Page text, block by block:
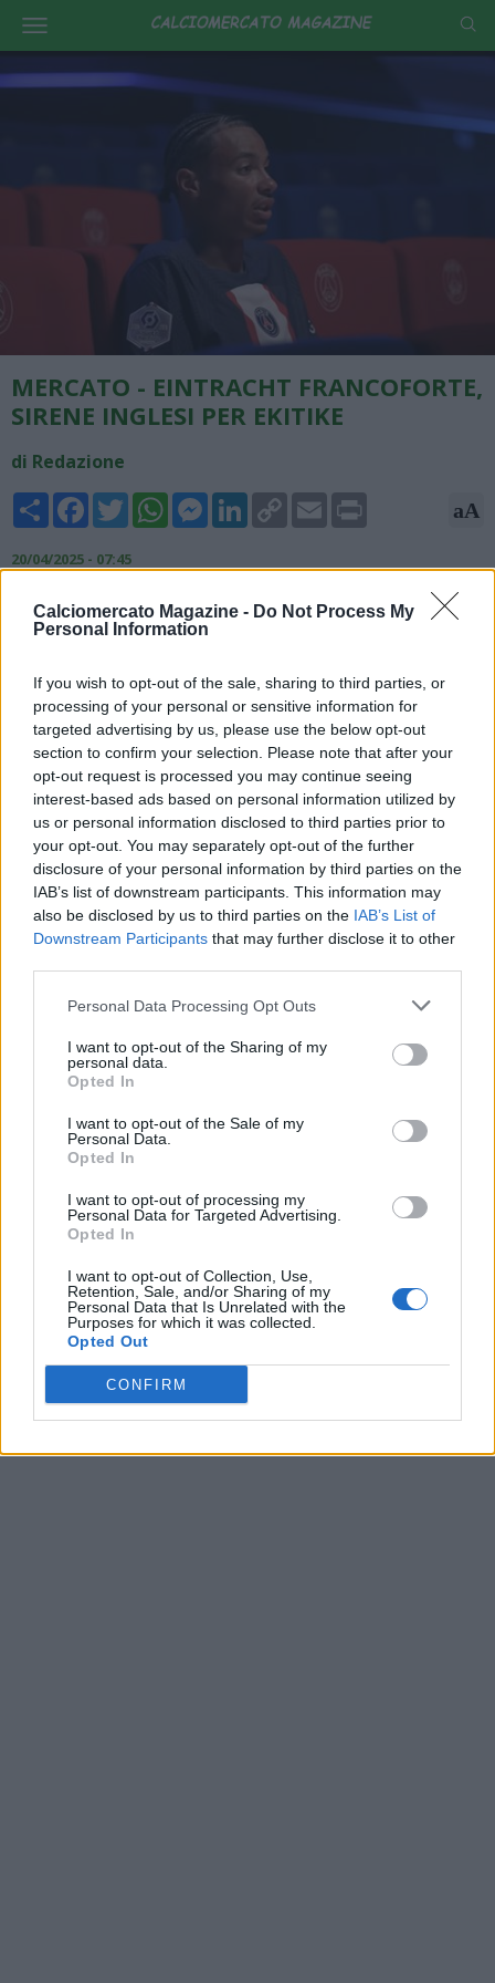
Calciomercato Magazine - Do Not Process My
Personal Information
If you wish to opt-out of the sale, sharing to third parties, or
processing of your personal or sensitive information for
targeted advertising by us, please use the below opt-out
section to confirm your selection. Please note that after your
opt-out request is processed you may continue seeing
interest-based ads based on personal information utilized by
us or personal information disclosed to third parties prior to
your opt-out. You may separately opt-out of the further
disclosure of your personal information by third parties on the
IAB’s list of downstream participants. This information may
also be disclosed by us to third parties on the IAB’s List of
Downstream Participants that may further disclose it to other
Personal Data Processing Opt Outs
I want to opt-out of the Sharing of my
personal data.
Opted In
I want to opt-out of the Sale of my
Personal Data.
Opted In
I want to opt-out of processing my
Personal Data for Targeted Advertising.
Opted In
I want to opt-out of Collection, Use,
Retention, Sale, and/or Sharing of my
Personal Data that Is Unrelated with the
Purposes for which it was collected.
Opted Out
CONFIRM
MERCATO - EINTRACHT FRANCOFORTE,
SIRENE INGLESI PER EKITIKE
di Redazione
Share FacebookTwitterWhatsAppMessengerLinkedInCopy
Link
Email aA
20/04/2025 - 07:45
Fabrizio Romano, esperto di mercato, scrive su X: "Hugo
Ekitike dovrebbe lasciare l'Eintracht Francoforte in estate
Premier League hanno già iniziato a chiedere l'attaccante
francese in vista della finestra di trasferimento estiva".
Il materiale (testo, foto e video) consultabile in questo portale è di nostra proprietà.
Alcune foto (screenshot) ed articoli presenti su "Calciomercato Magazine" sono in parte
giunti da internet, in quanto arrivati alla nostra attenzione attraverso regolari
contrario alla pubblicazione, non avranno che da segnalarlo alla redazione (indirizzo
redazione@napolimagazine.com), che provvederà prontamente alla rimozione.
"Calciomercato Magazine" non è una testata giornalistica, ma un sito di informazione di
proprietà di Napoli Magazine.